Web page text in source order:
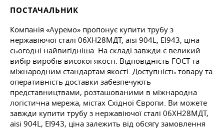
ПОСТАЧАЛЬНИК
Компанія «Ауремо» пропонує купити трубу з
нержавіючої сталі 06ХН28МДТ, aisi 904L, ЕІ943, ціна
сьогодні найвигідніша. На складі завжди є великий
вибір виробів високої якості. Відповідність ГОСТ та
міжнародним стандартам якості. Доступність товару та
оперативність доставки забезпечують
представництвами, розташованими в міжнародна
логістична мережа, містах Східної Європи. Ви можете
завжди купити трубу з нержавіючої сталі 06ХН28МДТ,
aisi 904L, ЕІ943, ціна залежить від обсягу замовлення